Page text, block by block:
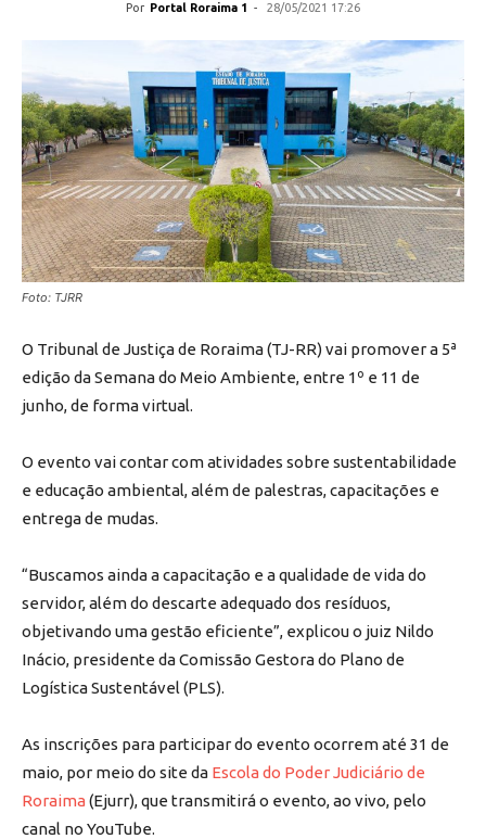
Por Portal Roraima 1 - 28/05/2021 17:26
Foto: TJRR
O Tribunal de Justiça de Roraima (TJ-RR) vai promover a 5ª
edição da Semana do Meio Ambiente, entre 1º e 11 de
junho, de forma virtual.
O evento vai contar com atividades sobre sustentabilidade
e educação ambiental, além de palestras, capacitações e
entrega de mudas.
“Buscamos ainda a capacitação e a qualidade de vida do
servidor, além do descarte adequado dos resíduos,
objetivando uma gestão eficiente”, explicou o juiz Nildo
Inácio, presidente da Comissão Gestora do Plano de
Logística Sustentável (PLS).
As inscrições para participar do evento ocorrem até 31 de
maio, por meio do site da Escola do Poder Judiciário de
Roraima (Ejurr), que transmitirá o evento, ao vivo, pelo
canal no YouTube.